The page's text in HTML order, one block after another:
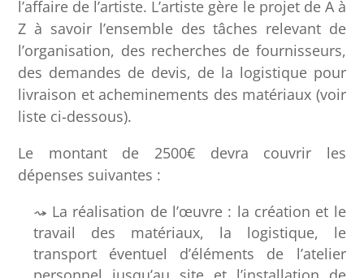
l’affaire de l’artiste. L’artiste gère le projet de A à
Z à savoir l’ensemble des tâches relevant de
l’organisation, des recherches de fournisseurs,
des demandes de devis, de la logistique pour
livraison et acheminements des matériaux (voir
liste ci-dessous).
Le montant de 2500€ devra couvrir les
dépenses suivantes :
La réalisation de l’œuvre : la création et le
travail des matériaux, la logistique, le
transport éventuel d’éléments de l’atelier